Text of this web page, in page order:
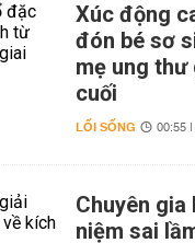
Xúc động
đón bé sơ
mẹ ung thư
cuối
LỐI SỐNG 00:55
Chuyên gia
niệm sai